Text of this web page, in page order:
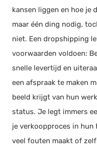
kansen liggen en hoe je
maar één ding nodig,
niet. Een dropshipping
voorwaarden voldoen:
snelle levertijd en
een afspraak te maken
beeld krijgt van hun
status. Je legt immers
je verkoopproces in hun
veel fouten maakt of